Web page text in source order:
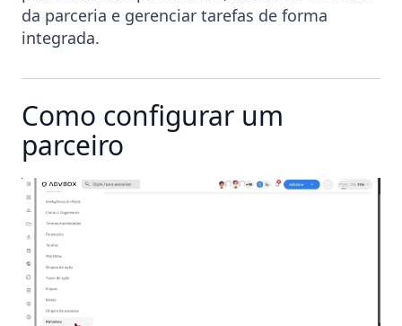
da parceria e gerenciar tarefas de forma
integrada.
Como configurar um
parceiro